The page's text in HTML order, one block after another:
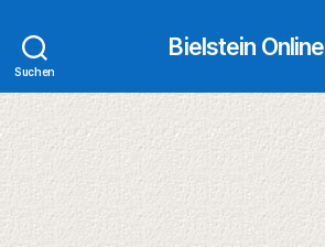
Suchen
Bielstein Online